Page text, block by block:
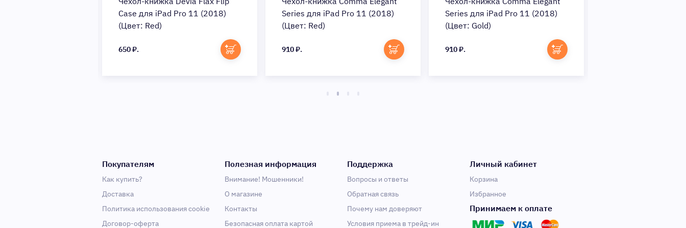
Case для iPad Pro 11 (2018)
(Цвет: Red)
650 ₽.
Series для iPad Pro 11 (2018)
(Цвет: Red)
910 ₽.
Series для iPad Pro 11 (2018)
(Цвет: Gold)
910 ₽.
Покупателям
Как купить?
Доставка
Политика использования cookie
Договор-оферта
Полезная информация
Внимание! Мошенники!
О магазине
Контакты
Безопасная оплата картой
Поддержка
Вопросы и ответы
Обратная связь
Почему нам доверяют
Условия приема в трейд-ин
Личный кабинет
Корзина
Избранное
Принимаем к оплате